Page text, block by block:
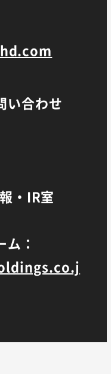
い合わせ
・IR室
：